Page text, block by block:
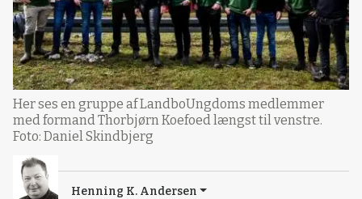
Her ses en gruppe af LandboUngdoms medlemmer
med formand Thorbjørn Koefoed længst til venstre.
Foto: Daniel Skindbjerg
Henning K. Andersen